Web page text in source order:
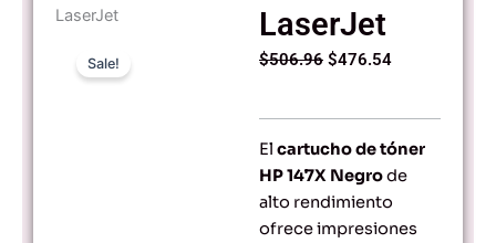
LaserJet
Sale!
LaserJet
$506.96 Original
$506.96.
$476.54Current
$476.54.
El cartucho de tóner
HP 147X Negrode
alto rendimiento
ofrece impresiones